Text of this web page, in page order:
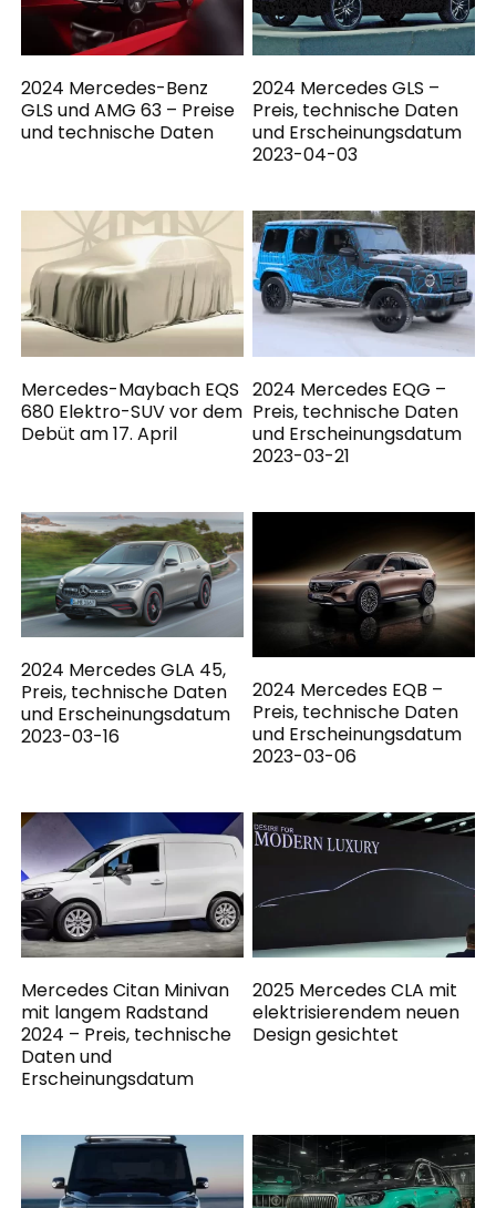
2024 Mercedes-Benz
GLS und AMG 63 – Preise
und technische Daten
2024 Mercedes GLS –
Preis, technische Daten
und Erscheinungsdatum
2023-04-03
Mercedes-Maybach EQS
680 Elektro-SUV vor dem
Debüt am 17. April
2024 Mercedes EQG –
Preis, technische Daten
und Erscheinungsdatum
2023-03-21
2024 Mercedes GLA 45,
Preis, technische Daten
und Erscheinungsdatum
2023-03-16
2024 Mercedes EQB –
Preis, technische Daten
und Erscheinungsdatum
2023-03-06
Mercedes Citan Minivan
mit langem Radstand
2024 – Preis, technische
Daten und
Erscheinungsdatum
2025 Mercedes CLA mit
elektrisierendem neuen
Design gesichtet